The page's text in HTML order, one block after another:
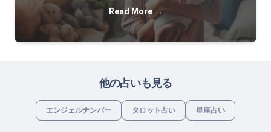
Read More →
他の占いも見る
エンジェルナンバー タロット占い 星座占い